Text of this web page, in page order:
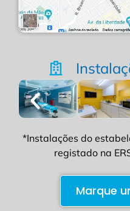
*Instalações do
registado na
Marque